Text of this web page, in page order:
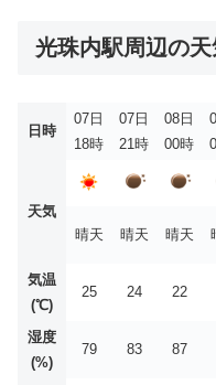
光珠内駅周辺の
日時
07日
18時
07日
21時
08日
00時
天気
晴天
晴天 晴天
気温
(℃)
25 24 22
湿度
(%)
79 83 87